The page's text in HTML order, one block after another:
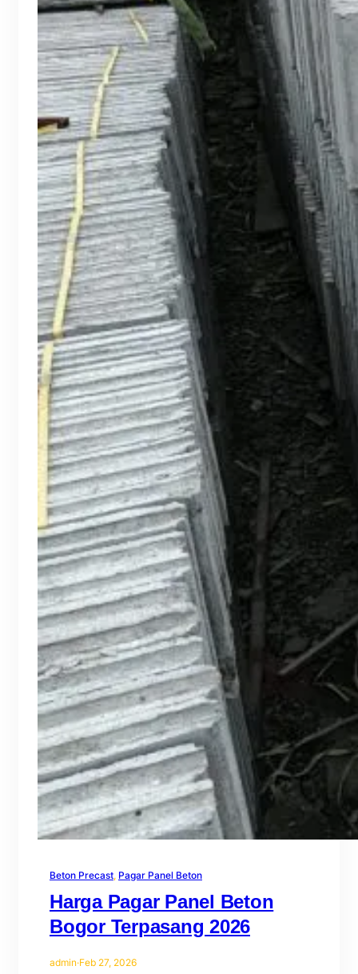
Beton Precast, Pagar Panel Beton
Harga Pagar Panel Beton
Bogor Terpasang 2026
admin·Feb 27, 2026